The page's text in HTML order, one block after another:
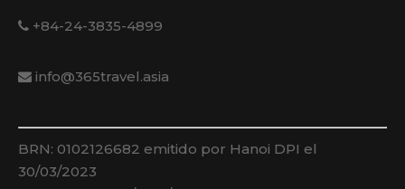
+84-24-3835-4899
info@365travel.asia
BRN: 0102126682 emitido por Hanoi DPI el
30/03/2023